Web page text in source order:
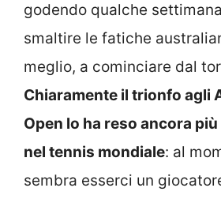
godendo qualche
smaltire le fatiche
meglio, a cominciare dal
Chiaramente il trionfo agli
Open lo ha reso ancora
nel tennis mondiale: al
sembra esserci un